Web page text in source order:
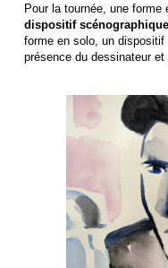
Pour la tournée, une
dispositif
forme en solo, un
présence du dessinateur